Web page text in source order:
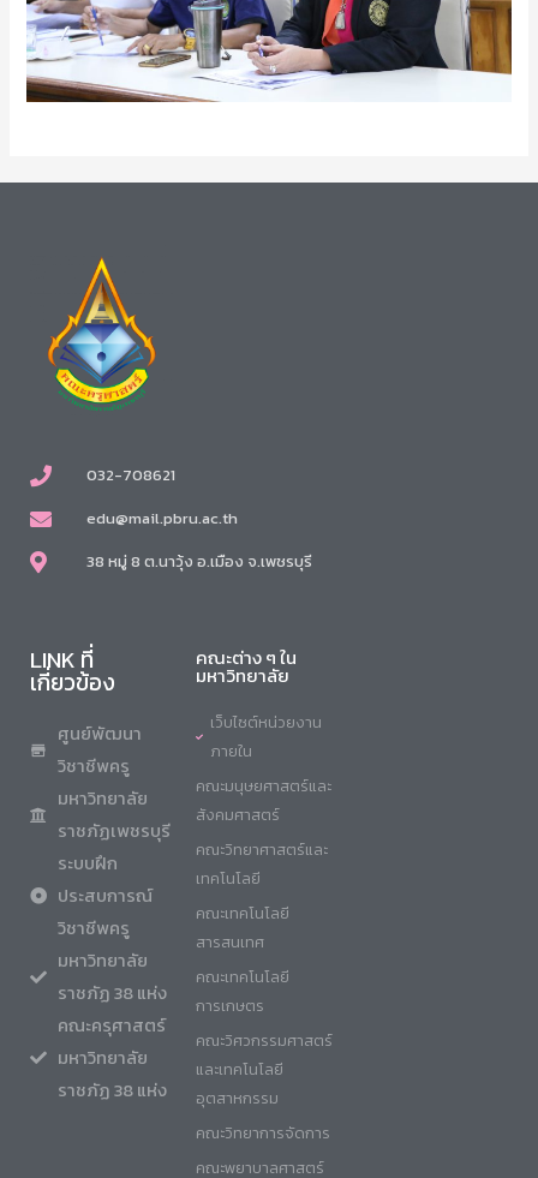
032-708621
edu@mail.pbru.ac.th
38 หมู่ 8 ต.นาวุ้ง อ.เมือง จ.เพชรบุรี
LINK ที่
เกี่ยวข้อง
ศูนย์พัฒนา
วิชาชีพครู
มหาวิทยาลัย
ราชภัฏเพชรบุรี
ระบบฝึก
ประสบการณ์
วิชาชีพครู
มหาวิทยาลัย
ราชภัฏ 38 แห่ง
คณะครุศาสตร์
มหาวิทยาลัย
ราชภัฏ 38 แห่ง
คณะต่าง ๆ ใน
มหาวิทยาลัย
เว็บไซต์หน่วยงาน
ภายใน
คณะมนุษยศาสตร์และ
สังคมศาสตร์
คณะวิทยาศาสตร์และ
เทคโนโลยี
คณะเทคโนโลยี
สารสนเทศ
คณะเทคโนโลยี
การเกษตร
คณะวิศวกรรมศาสตร์
และเทคโนโลยี
อุตสาหกรรม
คณะวิทยาการจัดการ
คณะพยาบาลศาสตร์